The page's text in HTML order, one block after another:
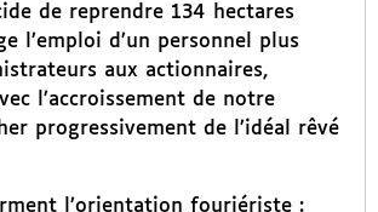
de reprendre 134 hectares
l’emploi d’un personnel plus
aux actionnaires,
l’accroissement de notre
progressivement de l’idéal rêvé
l’orientation fouriériste :